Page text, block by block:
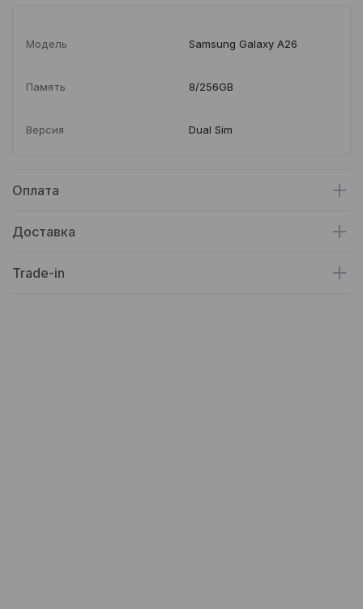
Модель Samsung Galaxy A26
Память 8/256GB
Версия Dual Sim
Оплата
Доставка
Trade-in